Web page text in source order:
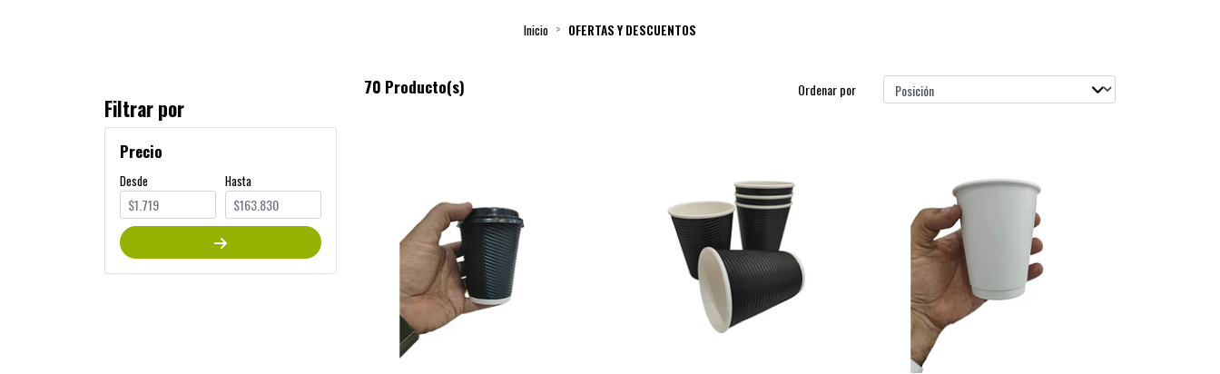
Inicio OFERTAS Y DESCUENTOS
Filtrar por
Precio
Desde Hasta
70 Producto(s) Ordenar por